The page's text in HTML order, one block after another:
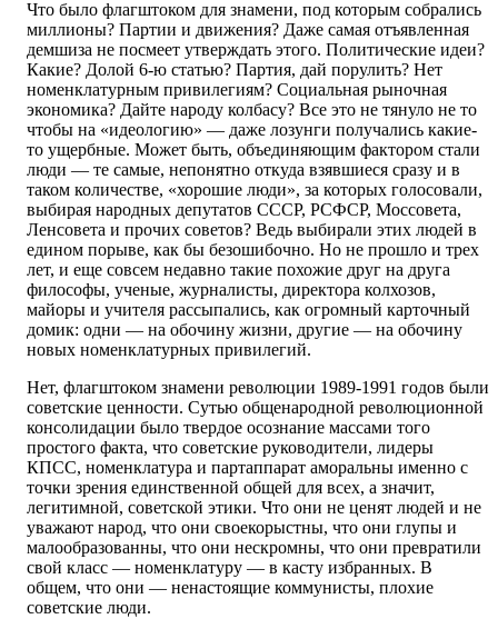
Что было флагштоком для знамени, под которым собрались
миллионы? Партии и движения? Даже самая отъявленная
демшиза не посмеет утверждать этого. Политические идеи?
Какие? Долой 6-ю статью? Партия, дай порулить? Нет
номенклатурным привилегиям? Социальная рыночная
экономика? Дайте народу колбасу? Все это не тянуло не то
чтобы на «идеологию» — даже лозунги получались какие-
то ущербные. Может быть, объединяющим фактором стали
люди — те самые, непонятно откуда взявшиеся сразу и в
таком количестве, «хорошие люди», за которых голосовали,
выбирая народных депутатов СССР, РСФСР, Моссовета,
Ленсовета и прочих советов? Ведь выбирали этих людей в
едином порыве, как бы безошибочно. Но не прошло и трех
лет, и еще совсем недавно такие похожие друг на друга
философы, ученые, журналисты, директора колхозов,
майоры и учителя рассыпались, как огромный карточный
домик: одни — на обочину жизни, другие — на обочину
новых номенклатурных привилегий.
Нет, флагштоком знамени революции 1989-1991 годов были
советские ценности. Сутью общенародной революционной
консолидации было твердое осознание массами того
простого факта, что советские руководители, лидеры
КПСС, номенклатура и партаппарат аморальны именно с
точки зрения единственной общей для всех, а значит,
легитимной, советской этики. Что они не ценят людей и не
уважают народ, что они своекорыстны, что они глупы и
малообразованны, что они нескромны, что они превратили
свой класс — номенклатуру — в касту избранных. В
общем, что они — ненастоящие коммунисты, плохие
советские люди.